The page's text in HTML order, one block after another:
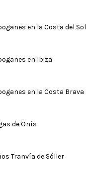
en la Costa del Sol
en Ibiza
en la Costa Brava
de Onís
Tranvía de Sóller